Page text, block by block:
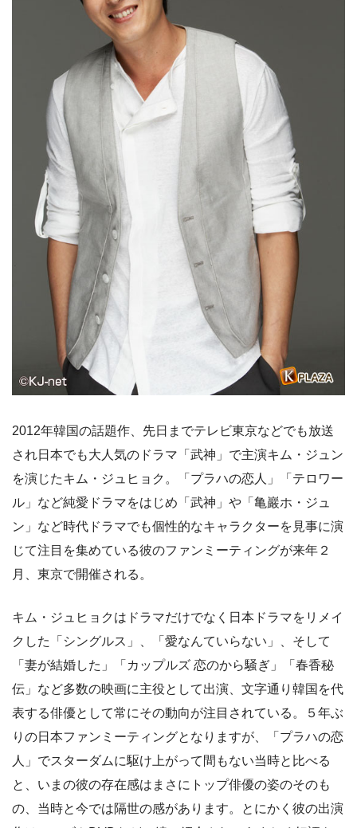
2012年韓国の話題作、先日までテレビ東京などでも放送
され日本でも大人気のドラマ「武神」で主演キム・ジュン
を演じたキム・ジュヒョク。「プラハの恋人」「テロワー
ル」など純愛ドラマをはじめ「武神」や「亀巖ホ・ジュ
ン」など時代ドラマでも個性的なキャラクターを見事に演
じて注目を集めている彼のファンミーティングが来年２
月、東京で開催される。
キム・ジュヒョクはドラマだけでなく日本ドラマをリメイ
クした「シングルス」、「愛なんていらない」、そして
「妻が結婚した」「カップルズ 恋のから騒ぎ」「春香秘
伝」など多数の映画に主役として出演、文字通り韓国を代
表する俳優として常にその動向が注目されている。５年ぶ
りの日本ファンミーティングとなりますが、「プラハの恋
人」でスターダムに駆け上がって間もない当時と比べる
と、いまの彼の存在感はまさにトップ俳優の姿のそのも
の、当時と今では隔世の感があります。とにかく彼の出演